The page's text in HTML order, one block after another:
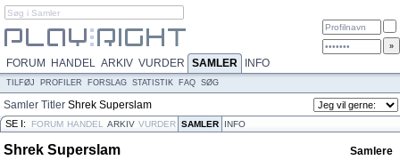
FORUM HANDEL ARKIV VURDER SAMLER INFO
TILFØJ PROFILER FORSLAG STATISTIK FAQ SØG
Samler Titler Shrek Superslam
SE I: FORUM HANDEL ARKIV VURDER SAMLER INFO
Shrek Superslam Samlere